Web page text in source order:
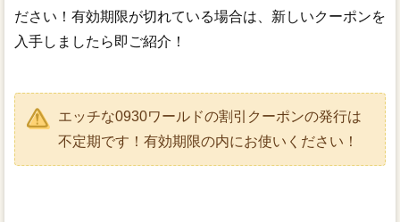
ださい！有効期限が切れている場合は、新しいクーポンを
入手しましたら即ご紹介！
エッチな0930ワールドの割引クーポンの発行は
不定期です！有効期限の内にお使いください！